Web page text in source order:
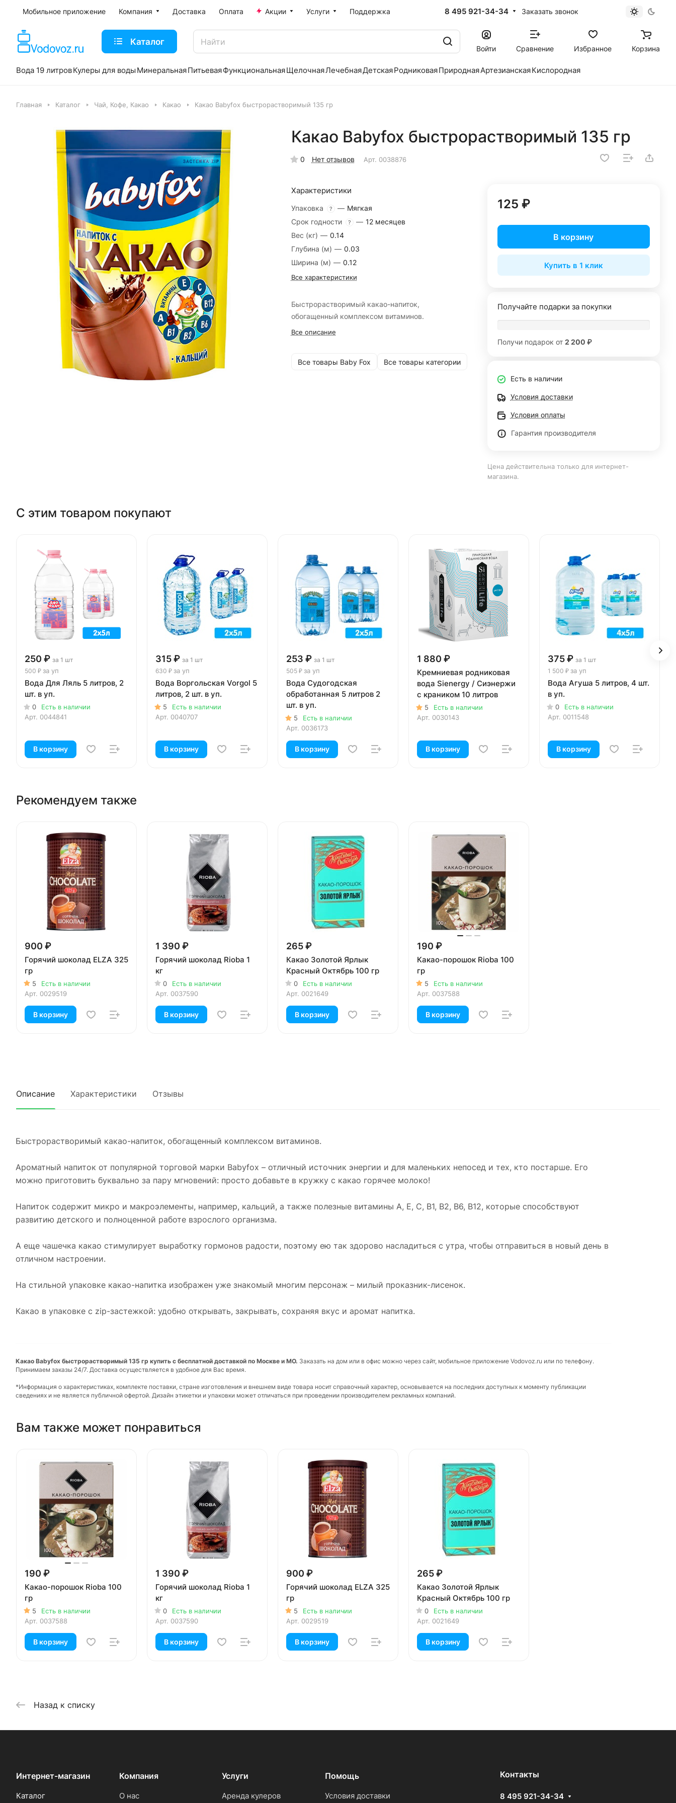
Мобильное приложение Компания Доставка Оплата Акции Услуги Поддержка 8 495 921-34-34 Заказать звонок
Каталог
Войти Сравнение Избранное Корзина
Вода 19 литровКулеры для воды МинеральнаяПитьеваяФункциональнаяЩелочнаяЛечебнаяДетскаяРодниковаяПрироднаяАртезианскаяКислородная
Главная Каталог Чай, Кофе, Какао Какао Какао Babyfox быстрорастворимый 135 гр
Какао Babyfox быстрорастворимый 135 гр
0 Нет отзывов Арт. 0038876
Характеристики
Упаковка ? — Мягкая
Срок годности
? — 12 месяцев
Вес (кг) — 0.14
Глубина (м) — 0.03
Ширина (м) — 0.12
Все характеристики
Быстрорастворимый какао-напиток,
обогащенный комплексом витаминов.
Все описание
Все товары Baby Fox Все товары категории
125 ₽
В корзину
Купить в 1 клик
Получайте подарки за покупки
Получи подарок от 2 200 ₽
Есть в наличии
Условия доставки
Условия оплаты
Гарантия производителя
Цена действительна только для интернет-
магазина.
С этим товаром покупают
250 ₽ за 1 шт
500 ₽ за уп
Вода Для Ляль 5 литров, 2
шт. в уп.
0
Есть в наличии
Арт. 0044841
В корзину
315 ₽ за 1 шт
630 ₽ за уп
Вода Воргольская Vorgol 5
литров, 2 шт. в уп.
5
Есть в наличии
Арт. 0040707
В корзину
253 ₽ за 1 шт
505 ₽ за уп
Вода Судогодская
обработанная 5 литров 2
шт. в уп.
5
Есть в наличии
Арт. 0036173
В корзину
1 880 ₽
Кремниевая родниковая
вода Sienergy / Сиэнержи
с краником 10 литров
5
Есть в наличии
Арт. 0030143
В корзину
375 ₽ за 1 шт
1 500 ₽ за уп
Вода Агуша 5 литров, 4 шт.
в уп.
0
Есть в наличии
Арт. 0011548
В корзину
Рекомендуем также
900 ₽
Горячий шоколад ELZA 325
гр
5
Есть в наличии
Арт. 0029519
В корзину
1 390 ₽
Горячий шоколад Rioba 1
кг
0
Есть в наличии
Арт. 0037590
В корзину
265 ₽
Какао Золотой Ярлык
Красный Октябрь 100 гр
0
Есть в наличии
Арт. 0021649
В корзину
190 ₽
Какао-порошок Rioba 100
гр
5
Есть в наличии
Арт. 0037588
В корзину
Описание Характеристики Отзывы
Быстрорастворимый какао-напиток, обогащенный комплексом витаминов.
Ароматный напиток от популярной торговой марки Babyfox – отличный источник энергии и для маленьких непосед и тех, кто постарше. Его
можно приготовить буквально за пару мгновений: просто добавьте в кружку с какао горячее молоко!
Напиток содержит микро и макроэлементы, например, кальций, а также полезные витамины А, Е, С, B1, B2, B6, B12, которые способствуют
развитию детского и полноценной работе взрослого организма.
А еще чашечка какао стимулирует выработку гормонов радости, поэтому ею так здорово насладиться с утра, чтобы отправиться в новый день в
отличном настроении.
На стильной упаковке какао-напитка изображен уже знакомый многим персонаж – милый проказник-лисенок.
Какао в упаковке с zip-застежкой: удобно открывать, закрывать, сохраняя вкус и аромат напитка.
Какао Babyfox быстрорастворимый 135 гр купить с бесплатной доставкой по Москве и МО. Заказать на дом или в офис можно через сайт, мобильное приложение Vodovoz.ru или по телефону.
Принимаем заказы 24/7. Доставка осуществляется в удобное для Вас время.
*Информация о характеристиках, комплекте поставки, стране изготовления и внешнем виде товара носит справочный характер, основывается на последних доступных к моменту публикации
сведениях и не является публичной офертой. Дизайн этикетки и упаковки может отличаться при проведении производителем рекламных компаний.
Вам также может понравиться
190 ₽
Какао-порошок Rioba 100
гр
5
Есть в наличии
Арт. 0037588
В корзину
1 390 ₽
Горячий шоколад Rioba 1
кг
0
Есть в наличии
Арт. 0037590
В корзину
900 ₽
Горячий шоколад ELZA 325
гр
5
Есть в наличии
Арт. 0029519
В корзину
265 ₽
Какао Золотой Ярлык
Красный Октябрь 100 гр
0
Есть в наличии
Арт. 0021649
В корзину
Назад к списку
Интернет-магазин
Каталог
Компания
О нас
Услуги
Аренда кулеров
Помощь
Условия доставки
Контакты
8 495 921-34-34